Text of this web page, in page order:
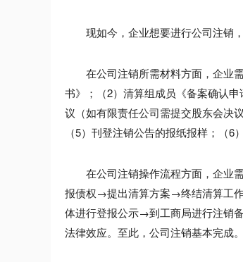
现如今，企业想要进行公司注销，
在公司注销所需材料方面，企业需
书》；（2）清算组成员《备案确认
议（如有限责任公司需提交股东会决
（5）刊登注销公告的报纸报样；（6
在公司注销操作流程方面，企业
报债权→提出清算方案→终结清算工
体进行登报公示→到工商局进行注销
法律效应。至此，公司注销基本完成。